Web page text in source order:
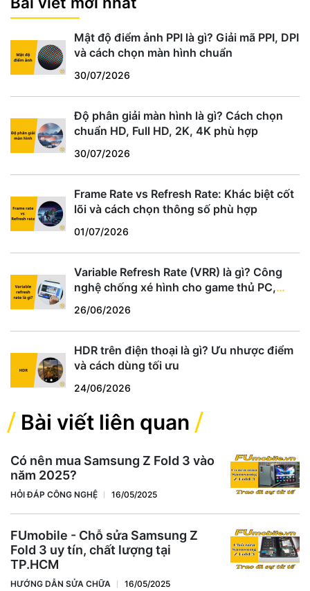
Mật độ điểm ảnh PPI là gì? Giải mã PPI, DPI
và cách chọn màn hình chuẩn
30/07/2026
Độ phân giải màn hình là gì? Cách chọn
chuẩn HD, Full HD, 2K, 4K phù hợp
30/07/2026
Frame Rate vs Refresh Rate: Khác biệt cốt
lõi và cách chọn thông số phù hợp
01/07/2026
Variable Refresh Rate (VRR) là gì? Công
nghệ chống xé hình cho game thủ PC,
26/06/2026
HDR trên điện thoại là gì? Ưu nhược điểm
và cách dùng tối ưu
24/06/2026
Bài viết liên quan
Có nên mua Samsung Z Fold 3 vào
năm 2025?
HỎI ĐÁP CÔNG NGHỆ 16/05/2025
FUmobile - Chỗ sửa Samsung Z
Fold 3 uy tín, chất lượng tại
TP.HCM
HƯỚNG DẪN SỬA CHỮA 16/05/2025